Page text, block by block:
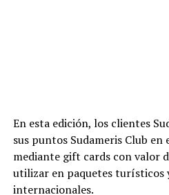
En esta edición, los clientes
sus puntos Sudameris Club en
mediante gift cards con valor
utilizar en paquetes turísticos
internacionales.